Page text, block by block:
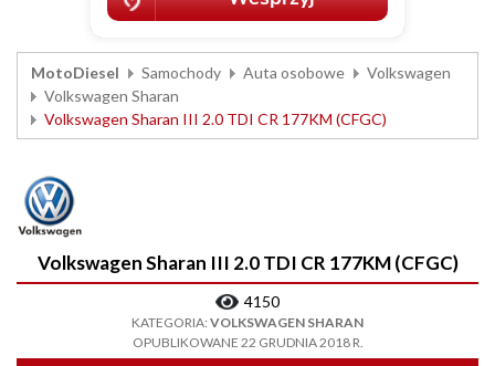
MotoDiesel Samochody Auta osobowe
Volkswagen
Volkswagen Sharan
Volkswagen Sharan III 2.0 TDI CR 177KM (CFGC)
Volkswagen Sharan III 2.0 TDI CR 177KM (CFGC)
4150
KATEGORIA: VOLKSWAGEN SHARAN
OPUBLIKOWANE 22 GRUDNIA 2018 R.